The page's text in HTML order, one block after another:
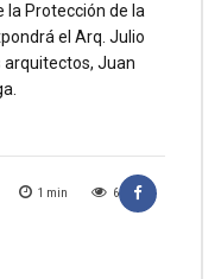
1 min 6
la Protección de la
el Arq. Julio
arquitectos, Juan